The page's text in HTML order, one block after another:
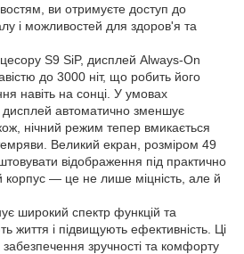
ви отримуєте доступ до
і можливостей для здоров'я та
S9 SiP, дисплей Always‑On
до 3000 ніт, що робить його
навіть на сонці. У умовах
автоматично зменшує
нічний режим тепер вмикається
Великий екран, розміром 49
відображення під практично
корпус — це не лише міцність, але й
широкий спектр функцій та
життя і підвищують ефективність. Ці
забезпечення зручності та комфорту